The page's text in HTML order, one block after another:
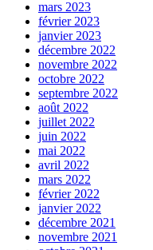
mars 2023
février 2023
janvier 2023
décembre 2022
novembre 2022
octobre 2022
septembre 2022
août 2022
juillet 2022
juin 2022
mai 2022
avril 2022
mars 2022
février 2022
janvier 2022
décembre 2021
novembre 2021